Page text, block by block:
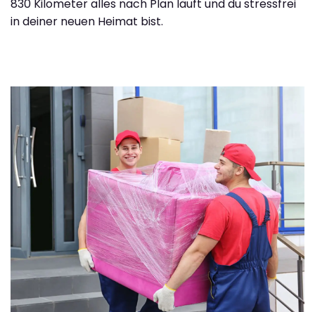
830 Kilometer alles nach Plan läuft und du stressfrei
in deiner neuen Heimat bist.